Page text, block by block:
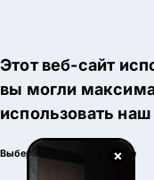
×
Этот веб-сайт
вы могли
использовать наш
Выберите настройки cookie